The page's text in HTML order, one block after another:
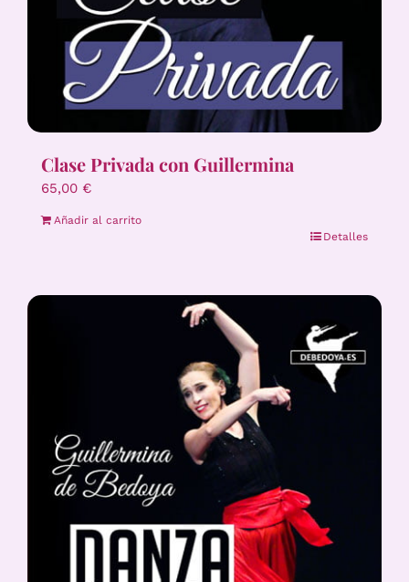
Clase Privada con Guillermina
65,00 €
Añadir al carrito
Detalles